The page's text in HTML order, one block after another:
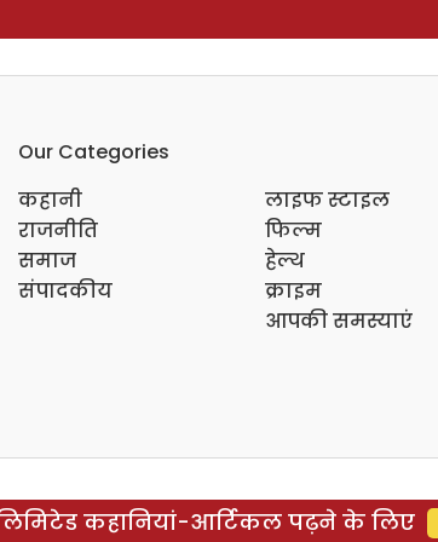
Our Categories
कहानी
राजनीति
समाज
संपादकीय
लाइफ स्टाइल
फिल्म
हेल्थ
क्राइम
आपकी समस्याएं
कहानियां-आर्टिकल पढ़ने के लिए